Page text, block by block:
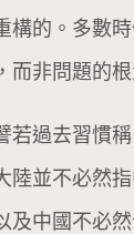
的。多數
非問題的根
過去習慣
並不必然
中國不必